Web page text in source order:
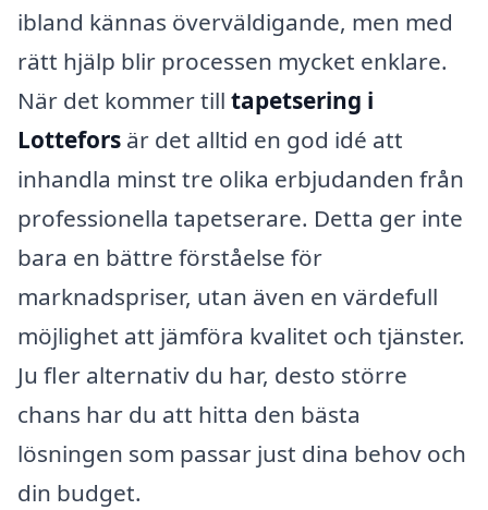
ibland kännas överväldigande, men med
rätt hjälp blir processen mycket enklare.
När det kommer till tapetsering i
Lottefors är det alltid en god idé att
inhandla minst tre olika erbjudanden från
professionella tapetserare. Detta ger inte
bara en bättre förståelse för
marknadspriser, utan även en värdefull
möjlighet att jämföra kvalitet och tjänster.
Ju fler alternativ du har, desto större
chans har du att hitta den bästa
lösningen som passar just dina behov och
din budget.